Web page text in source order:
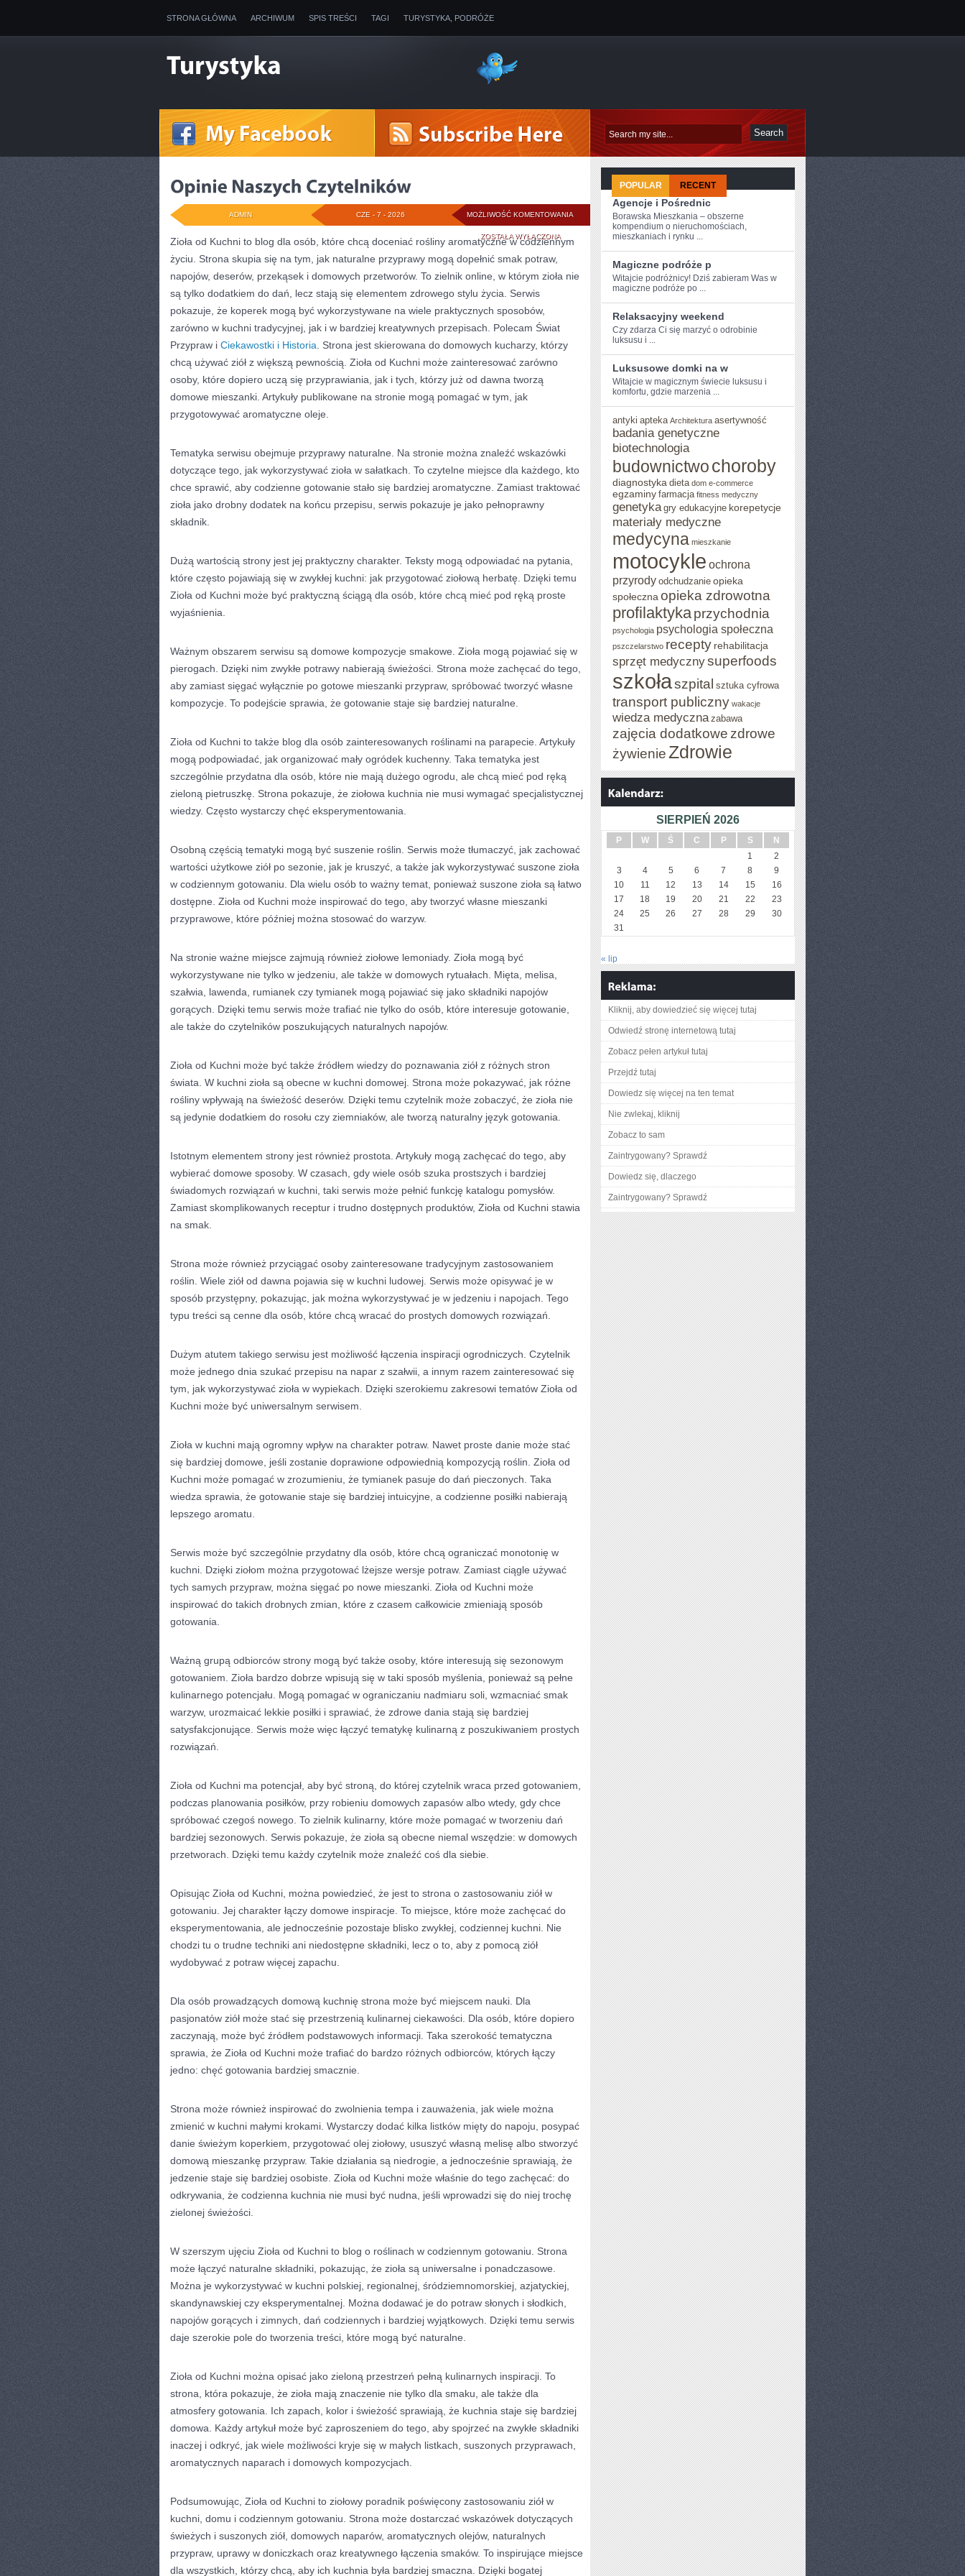
STRONA GŁÓWNA ARCHIWUM SPIS TREŚCI TAGI TURYSTYKA, PODRÓŻE
MOŻLIWOŚĆ KOMENTOWANIA OPINIE
NASZYCH
CZYTELNIKÓW
ZOSTAŁA WYŁĄCZONA
CZE - 7 - 2026
ADMIN
Zioła od Kuchni to blog dla osób, które chcą doceniać rośliny aromatyczne w codziennym
życiu. Strona skupia się na tym, jak naturalne przyprawy mogą dopełnić smak potraw,
napojów, deserów, przekąsek i domowych przetworów. To zielnik online, w którym zioła nie
są tylko dodatkiem do dań, lecz stają się elementem zdrowego stylu życia. Serwis
pokazuje, że koperek mogą być wykorzystywane na wiele praktycznych sposobów,
zarówno w kuchni tradycyjnej, jak i w bardziej kreatywnych przepisach. Polecam Świat
Przypraw i Ciekawostki i Historia . Strona jest skierowana do domowych kucharzy, którzy
chcą używać ziół z większą pewnością. Zioła od Kuchni może zainteresować zarówno
osoby, które dopiero uczą się przyprawiania, jak i tych, którzy już od dawna tworzą
domowe mieszanki. Artykuły publikowane na stronie mogą pomagać w tym, jak
przygotowywać aromatyczne oleje.
Tematyka serwisu obejmuje przyprawy naturalne. Na stronie można znaleźć wskazówki
dotyczące tego, jak wykorzystywać zioła w sałatkach. To czytelne miejsce dla każdego, kto
chce sprawić, aby codzienne gotowanie stało się bardziej aromatyczne. Zamiast traktować
zioła jako drobny dodatek na końcu przepisu, serwis pokazuje je jako pełnoprawny
składnik.
Dużą wartością strony jest jej praktyczny charakter. Teksty mogą odpowiadać na pytania,
które często pojawiają się w zwykłej kuchni: jak przygotować ziołową herbatę. Dzięki temu
Zioła od Kuchni może być praktyczną ściągą dla osób, które chcą mieć pod ręką proste
wyjaśnienia.
Ważnym obszarem serwisu są domowe kompozycje smakowe. Zioła mogą pojawiać się w
pierogach. Dzięki nim zwykłe potrawy nabierają świeżości. Strona może zachęcać do tego,
aby zamiast sięgać wyłącznie po gotowe mieszanki przypraw, spróbować tworzyć własne
kompozycje. To podejście sprawia, że gotowanie staje się bardziej naturalne.
Zioła od Kuchni to także blog dla osób zainteresowanych roślinami na parapecie. Artykuły
mogą podpowiadać, jak organizować mały ogródek kuchenny. Taka tematyka jest
szczególnie przydatna dla osób, które nie mają dużego ogrodu, ale chcą mieć pod ręką
zieloną pietruszkę. Strona pokazuje, że ziołowa kuchnia nie musi wymagać specjalistycznej
wiedzy. Często wystarczy chęć eksperymentowania.
Osobną częścią tematyki mogą być suszenie roślin. Serwis może tłumaczyć, jak zachować
wartości użytkowe ziół po sezonie, jak je kruszyć, a także jak wykorzystywać suszone zioła
w codziennym gotowaniu. Dla wielu osób to ważny temat, ponieważ suszone zioła są łatwo
dostępne. Zioła od Kuchni może inspirować do tego, aby tworzyć własne mieszanki
przyprawowe, które później można stosować do warzyw.
Na stronie ważne miejsce zajmują również ziołowe lemoniady. Zioła mogą być
wykorzystywane nie tylko w jedzeniu, ale także w domowych rytuałach. Mięta, melisa,
szałwia, lawenda, rumianek czy tymianek mogą pojawiać się jako składniki napojów
gorących. Dzięki temu serwis może trafiać nie tylko do osób, które interesuje gotowanie,
ale także do czytelników poszukujących naturalnych napojów.
Zioła od Kuchni może być także źródłem wiedzy do poznawania ziół z różnych stron
świata. W kuchni zioła są obecne w kuchni domowej. Strona może pokazywać, jak różne
rośliny wpływają na świeżość deserów. Dzięki temu czytelnik może zobaczyć, że zioła nie
są jedynie dodatkiem do rosołu czy ziemniaków, ale tworzą naturalny język gotowania.
Istotnym elementem strony jest również prostota. Artykuły mogą zachęcać do tego, aby
wybierać domowe sposoby. W czasach, gdy wiele osób szuka prostszych i bardziej
świadomych rozwiązań w kuchni, taki serwis może pełnić funkcję katalogu pomysłów.
Zamiast skomplikowanych receptur i trudno dostępnych produktów, Zioła od Kuchni stawia
na smak.
Strona może również przyciągać osoby zainteresowane tradycyjnym zastosowaniem
roślin. Wiele ziół od dawna pojawia się w kuchni ludowej. Serwis może opisywać je w
sposób przystępny, pokazując, jak można wykorzystywać je w jedzeniu i napojach. Tego
typu treści są cenne dla osób, które chcą wracać do prostych domowych rozwiązań.
Dużym atutem takiego serwisu jest możliwość łączenia inspiracji ogrodniczych. Czytelnik
może jednego dnia szukać przepisu na napar z szałwii, a innym razem zainteresować się
tym, jak wykorzystywać zioła w wypiekach. Dzięki szerokiemu zakresowi tematów Zioła od
Kuchni może być uniwersalnym serwisem.
Zioła w kuchni mają ogromny wpływ na charakter potraw. Nawet proste danie może stać
się bardziej domowe, jeśli zostanie doprawione odpowiednią kompozycją roślin. Zioła od
Kuchni może pomagać w zrozumieniu, że tymianek pasuje do dań pieczonych. Taka
wiedza sprawia, że gotowanie staje się bardziej intuicyjne, a codzienne posiłki nabierają
lepszego aromatu.
Serwis może być szczególnie przydatny dla osób, które chcą ograniczać monotonię w
kuchni. Dzięki ziołom można przygotować lżejsze wersje potraw. Zamiast ciągle używać
tych samych przypraw, można sięgać po nowe mieszanki. Zioła od Kuchni może
inspirować do takich drobnych zmian, które z czasem całkowicie zmieniają sposób
gotowania.
Ważną grupą odbiorców strony mogą być także osoby, które interesują się sezonowym
gotowaniem. Zioła bardzo dobrze wpisują się w taki sposób myślenia, ponieważ są pełne
kulinarnego potencjału. Mogą pomagać w ograniczaniu nadmiaru soli, wzmacniać smak
warzyw, urozmaicać lekkie posiłki i sprawiać, że zdrowe dania stają się bardziej
satysfakcjonujące. Serwis może więc łączyć tematykę kulinarną z poszukiwaniem prostych
rozwiązań.
Zioła od Kuchni ma potencjał, aby być stroną, do której czytelnik wraca przed gotowaniem,
podczas planowania posiłków, przy robieniu domowych zapasów albo wtedy, gdy chce
spróbować czegoś nowego. To zielnik kulinarny, które może pomagać w tworzeniu dań
bardziej sezonowych. Serwis pokazuje, że zioła są obecne niemal wszędzie: w domowych
przetworach. Dzięki temu każdy czytelnik może znaleźć coś dla siebie.
Opisując Zioła od Kuchni, można powiedzieć, że jest to strona o zastosowaniu ziół w
gotowaniu. Jej charakter łączy domowe inspiracje. To miejsce, które może zachęcać do
eksperymentowania, ale jednocześnie pozostaje blisko zwykłej, codziennej kuchni. Nie
chodzi tu o trudne techniki ani niedostępne składniki, lecz o to, aby z pomocą ziół
wydobywać z potraw więcej zapachu.
Dla osób prowadzących domową kuchnię strona może być miejscem nauki. Dla
pasjonatów ziół może stać się przestrzenią kulinarnej ciekawości. Dla osób, które dopiero
zaczynają, może być źródłem podstawowych informacji. Taka szerokość tematyczna
sprawia, że Zioła od Kuchni może trafiać do bardzo różnych odbiorców, których łączy
jedno: chęć gotowania bardziej smacznie.
Strona może również inspirować do zwolnienia tempa i zauważenia, jak wiele można
zmienić w kuchni małymi krokami. Wystarczy dodać kilka listków mięty do napoju, posypać
danie świeżym koperkiem, przygotować olej ziołowy, ususzyć własną melisę albo stworzyć
domową mieszankę przypraw. Takie działania są niedrogie, a jednocześnie sprawiają, że
jedzenie staje się bardziej osobiste. Zioła od Kuchni może właśnie do tego zachęcać: do
odkrywania, że codzienna kuchnia nie musi być nudna, jeśli wprowadzi się do niej trochę
zielonej świeżości.
W szerszym ujęciu Zioła od Kuchni to blog o roślinach w codziennym gotowaniu. Strona
może łączyć naturalne składniki, pokazując, że zioła są uniwersalne i ponadczasowe.
Można je wykorzystywać w kuchni polskiej, regionalnej, śródziemnomorskiej, azjatyckiej,
skandynawskiej czy eksperymentalnej. Można dodawać je do potraw słonych i słodkich,
napojów gorących i zimnych, dań codziennych i bardziej wyjątkowych. Dzięki temu serwis
daje szerokie pole do tworzenia treści, które mogą być naturalne.
Zioła od Kuchni można opisać jako zieloną przestrzeń pełną kulinarnych inspiracji. To
strona, która pokazuje, że zioła mają znaczenie nie tylko dla smaku, ale także dla
atmosfery gotowania. Ich zapach, kolor i świeżość sprawiają, że kuchnia staje się bardziej
domowa. Każdy artykuł może być zaproszeniem do tego, aby spojrzeć na zwykłe składniki
inaczej i odkryć, jak wiele możliwości kryje się w małych listkach, suszonych przyprawach,
aromatycznych naparach i domowych kompozycjach.
Podsumowując, Zioła od Kuchni to ziołowy poradnik poświęcony zastosowaniu ziół w
kuchni, domu i codziennym gotowaniu. Strona może dostarczać wskazówek dotyczących
świeżych i suszonych ziół, domowych naparów, aromatycznych olejów, naturalnych
przypraw, uprawy w doniczkach oraz kreatywnego łączenia smaków. To inspirujące miejsce
dla wszystkich, którzy chcą, aby ich kuchnia była bardziej smaczna. Dzięki bogatej
POPULAR RECENT
Agencje i Pośrednic
Borawska Mieszkania – obszerne
kompendium o nieruchomościach,
mieszkaniach i rynku ...
Magiczne podróże p
Witajcie podróżnicy! Dziś‌ zabieram Was w⁣
magiczne podróże po ...
Relaksacyjny weekend
Czy zdarza Ci⁤ się marzyć o odrobinie
luksusu‍ i ...
Luksusowe domki na w
Witajcie w magicznym świecie luksusu i
komfortu, gdzie marzenia ...
antyki apteka Architektura asertywność
badania genetyczne
biotechnologia
budownictwochoroby
diagnostyka dieta dom e-commerce
egzaminy farmacja fitness medyczny
genetyka gry edukacyjne korepetycje
materiały medyczne
medycyna mieszkanie
motocykle ochrona
przyrody odchudzanie opieka
społeczna opieka zdrowotna
profilaktykaprzychodnia
psychologia psychologia społeczna
pszczelarstwo recepty rehabilitacja
sprzęt medycznysuperfoods
szkołaszpital sztuka cyfrowa
transport publiczny wakacje
wiedza medyczna zabawa
zajęcia dodatkowe zdrowe
żywienieZdrowie
SIERPIEŃ 2026
P W Ś C P S
N
1
2
3
4 5 6 7 8
9
10
11 12 13 14 15
16
17
18 19 20 21 22
23
24
25 26 27 28 29
30
31
« lip
Kliknij, aby dowiedzieć się więcej tutaj
Odwiedź stronę internetową tutaj
Zobacz pełen artykuł tutaj
Przejdź tutaj
Dowiedz się więcej na ten temat
Nie zwlekaj, kliknij
Zobacz to sam
Zaintrygowany? Sprawdź
Dowiedz się, dlaczego
Zaintrygowany? Sprawdź